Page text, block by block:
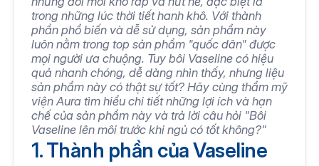
trong những lúc thời tiết hanh khô. Với thành
phần phổ biến và dễ sử dụng, sản phẩm này
luôn nằm trong top sản phẩm "quốc dân" được
mọi người ưa chuộng. Tuy bôi Vaseline có hiệu
quả nhanh chóng, dễ dàng nhìn thấy, nhưng liệu
sản phẩm này có thật sự tốt? Hãy cùng thẩm mỹ
viện Aura tìm hiểu chi tiết những lợi ích và hạn
chế của sản phẩm này và trả lời câu hỏi "Bôi
Vaseline lên môi trước khi ngủ có tốt không?"
1. Thành phần của Vaseline